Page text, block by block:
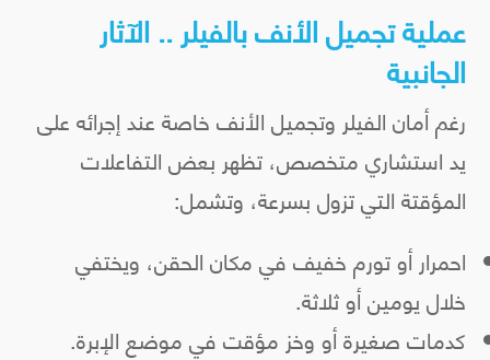
عملية تجميل الأنف بالفيلر .. الآثار
الجانبية
رغم أمان الفيلر وتجميل الأنف خاصة عند إجرائه على
يد استشاري متخصص، تظهر بعض التفاعلات
المؤقتة التي تزول بسرعة، وتشمل:
احمرار أو تورم خفيف في مكان الحقن، ويختفي
خلال يومين أو ثلاثة.
كدمات صغيرة أو وخز مؤقت في موضع الإبرة.